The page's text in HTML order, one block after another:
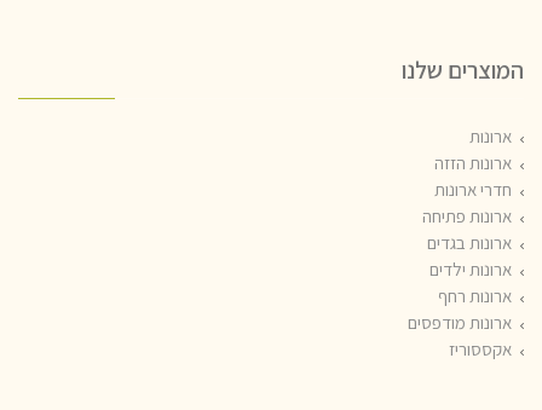
המוצרים שלנו
ארונות
ארונות הזזה
חדרי ארונות
ארונות פתיחה
ארונות בגדים
ארונות ילדים
ארונות רחף
ארונות מודפסים
אקססוריז